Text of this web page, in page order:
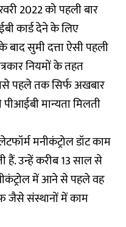
2022 को पहली बार
कार्ड देने के लिए
सुमी दत्ता ऐसी पहली
नियमों के तहत
पहले तक सिर्फ अखबार
पीआईबी मान्यता मिलती
मनीकंट्रोल डॉट काम
हैं. उन्हें करीब 13 साल से
में आने से पहले वह
जैसे संस्थानों में काम